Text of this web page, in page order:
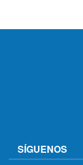
SÍGUENOS